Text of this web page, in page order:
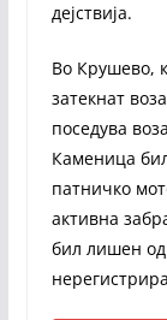
дејствија.
Во Крушево,
затекнат
поседува
Каменица
патничко
активна
бил лишен од